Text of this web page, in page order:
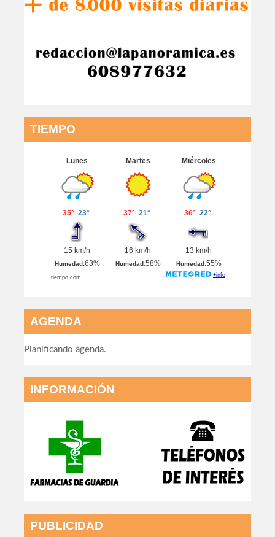
TIEMPO
AGENDA
Planificando agenda.
INFORMACIÓN
PUBLICIDAD